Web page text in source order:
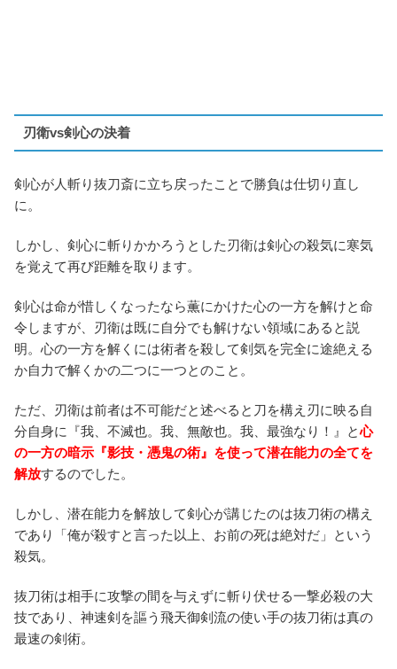
刃衛vs剣心の決着
剣心が人斬り抜刀斎に立ち戻ったことで勝負は仕切り直し
に。
しかし、剣心に斬りかかろうとした刃衛は剣心の殺気に寒気
を覚えて再び距離を取ります。
剣心は命が惜しくなったなら薫にかけた心の一方を解けと命
令しますが、刃衛は既に自分でも解けない領域にあると説
明。心の一方を解くには術者を殺して剣気を完全に途絶える
か自力で解くかの二つに一つとのこと。
ただ、刃衛は前者は不可能だと述べると刀を構え刃に映る自
分自身に『我、不滅也。我、無敵也。我、最強なり！』と心
の一方の暗示『影技・憑鬼の術』を使って潜在能力の全てを
解放するのでした。
しかし、潜在能力を解放して剣心が講じたのは抜刀術の構え
であり「俺が殺すと言った以上、お前の死は絶対だ」という
殺気。
抜刀術は相手に攻撃の間を与えずに斬り伏せる一撃必殺の大
技であり、神速剣を謳う飛天御剣流の使い手の抜刀術は真の
最速の剣術。